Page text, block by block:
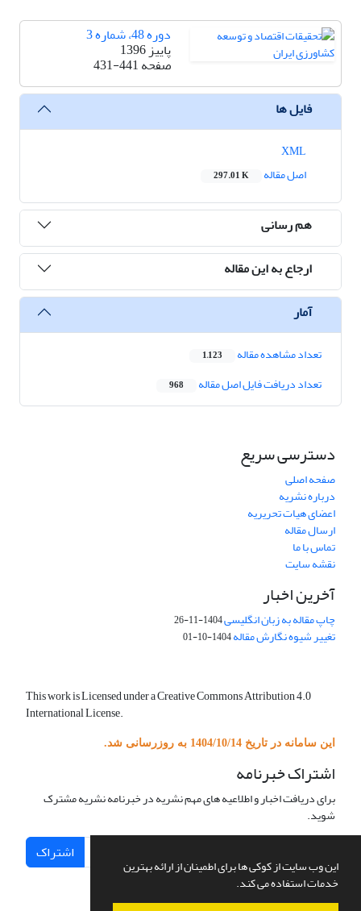
این وب سایت از کوکی ها برای اطمینان از ارائه بهترین
خدمات استفاده می کند.
دوره 48، شماره 3
پاییز 1396
صفحه431-441
فایل ها
اصل مقاله
297.01 K
هم رسانی
ارجاع به این مقاله
آمار
تعداد مشاهده مقاله 1,123
تعداد دریافت فایل اصل مقاله 968
دسترسی سریع
صفحه اصلی
درباره نشریه
اعضای هیات تحریریه
ارسال مقاله
تماس با ما
نقشه سایت
آخرین اخبار
چاپ مقاله به زبان انگلیسی1404-11-26
تغییر شیوه نگارش مقاله1404-10-01
This work is Licensed under a Creative Commons Attribution 4.0
International License.
این سامانه در تاریخ 1404/10/14 به روزرسانی شد.
اشتراک خبرنامه
برای دریافت اخبار و اطلاعیه های مهم نشریه در خبرنامه نشریه مشترک
شوید.
اشتراک